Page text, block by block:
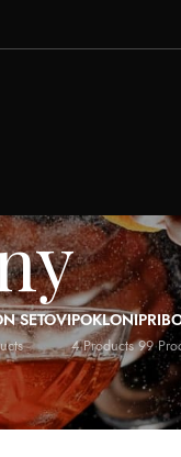
SETOVIPOKLONI
4 Products 99
Show 9 12 18